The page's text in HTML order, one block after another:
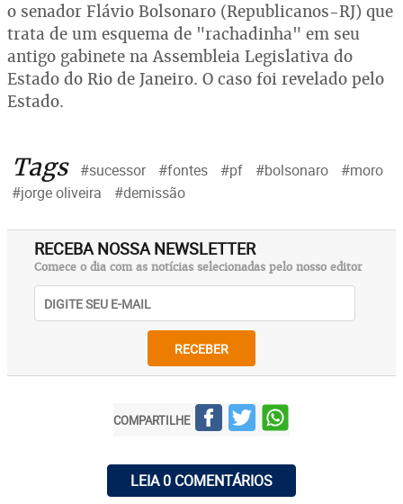
o senador Flávio Bolsonaro (Republicanos-RJ) que
trata de um esquema de "rachadinha" em seu
antigo gabinete na Assembleia Legislativa do
Estado do Rio de Janeiro. O caso foi revelado pelo
Estado.
Tags #sucessor #fontes #pf #bolsonaro
#moro
#jorge oliveira
#demissão
RECEBA NOSSA NEWSLETTER
Comece o dia com as notícias selecionadas pelo nosso editor
RECEBER
COMPARTILHE
LEIA 0 COMENTÁRIOS